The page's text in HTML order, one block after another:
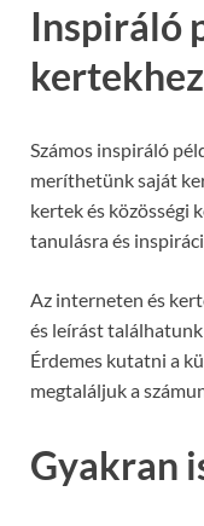
Inspiráló
kertekhez
Számos inspiráló
meríthetünk saját
kertek és közösségi
tanulásra és
Az interneten és
és leírást
Érdemes kutatni a
megtaláljuk a
Gyakran